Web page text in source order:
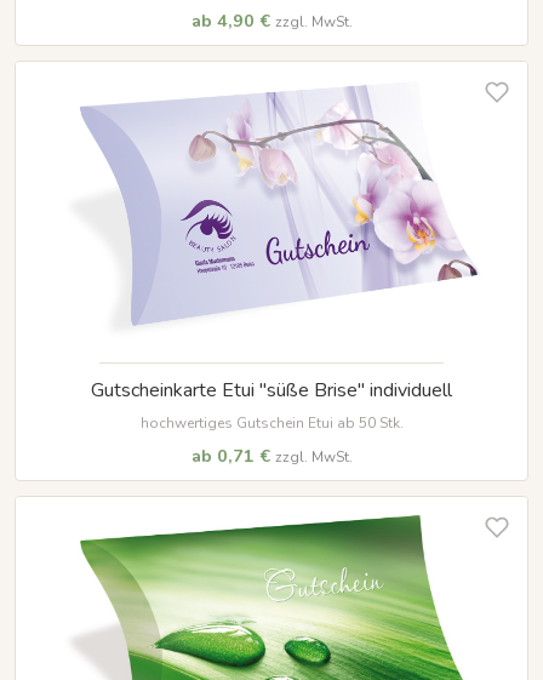
ab 4,90 € zzgl. MwSt.
Gutscheinkarte Etui "süße Brise" individuell
hochwertiges Gutschein Etui ab 50 Stk.
ab 0,71 € zzgl. MwSt.